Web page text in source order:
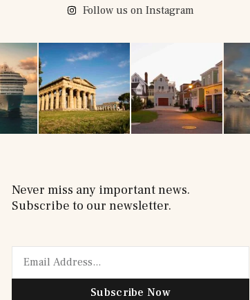
Follow us on Instagram
Never miss any important news.
Subscribe to our newsletter.
Subscribe Now